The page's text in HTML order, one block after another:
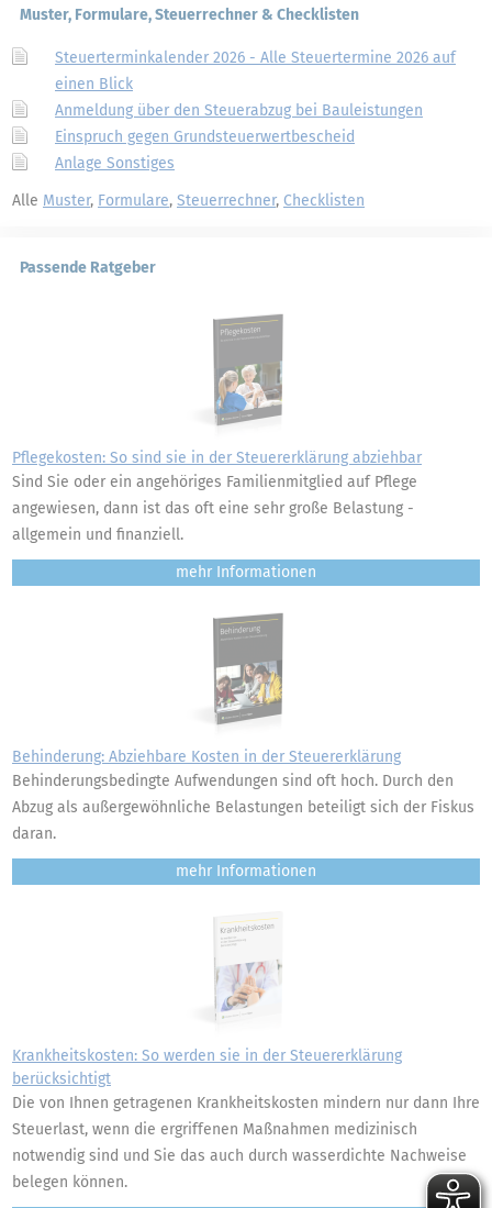
Muster, Formulare, Steuerrechner & Checklisten
Steuerterminkalender 2026 - Alle Steuertermine 2026 auf
einen Blick
Anmeldung über den Steuerabzug bei Bauleistungen
Einspruch gegen Grundsteuerwertbescheid
Anlage Sonstiges
Alle Muster, Formulare, Steuerrechner, Checklisten
Passende Ratgeber
Pflegekosten: So sind sie in der Steuererklärung abziehbar
Sind Sie oder ein angehöriges Familienmitglied auf Pflege
angewiesen, dann ist das oft eine sehr große Belastung -
allgemein und finanziell.
mehr
Behinderung: Abziehbare Kosten in der Steuererklärung
Behinderungsbedingte Aufwendungen sind oft hoch. Durch den
Abzug als außergewöhnliche Belastungen beteiligt sich der Fiskus
daran.
mehr
Krankheitskosten: So werden sie in der Steuererklärung
berücksichtigt
Die von Ihnen getragenen Krankheitskosten mindern nur dann Ihre
Steuerlast, wenn die ergriffenen Maßnahmen medizinisch
notwendig sind und Sie das auch durch wasserdichte Nachweise
belegen können.